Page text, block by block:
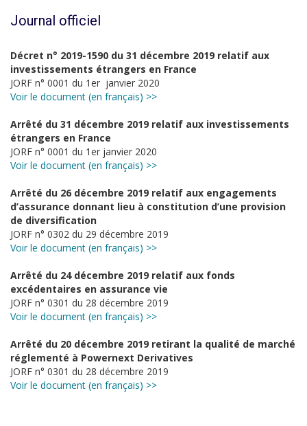
Journal officiel
Décret n° 2019-1590 du 31 décembre 2019 relatif aux
investissements étrangers en France
JORF n° 0001 du 1er janvier 2020
Voir le document (en français) >>
Arrêté du 31 décembre 2019 relatif aux investissements
étrangers en France
JORF n° 0001 du 1er janvier 2020
Voir le document (en français) >>
Arrêté du 26 décembre 2019 relatif aux engagements
d’assurance donnant lieu à constitution d’une provision
de diversification
JORF n° 0302 du 29 décembre 2019
Voir le document (en français) >>
Arrêté du 24 décembre 2019 relatif aux fonds
excédentaires en assurance vie
JORF n° 0301 du 28 décembre 2019
Voir le document (en français) >>
Arrêté du 20 décembre 2019 retirant la qualité de marché
réglementé à Powernext Derivatives
JORF n° 0301 du 28 décembre 2019
Voir le document (en français) >>